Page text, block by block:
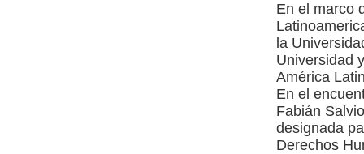
En el marco
la
Universidad
América
En el
Fabián
designada
Derechos